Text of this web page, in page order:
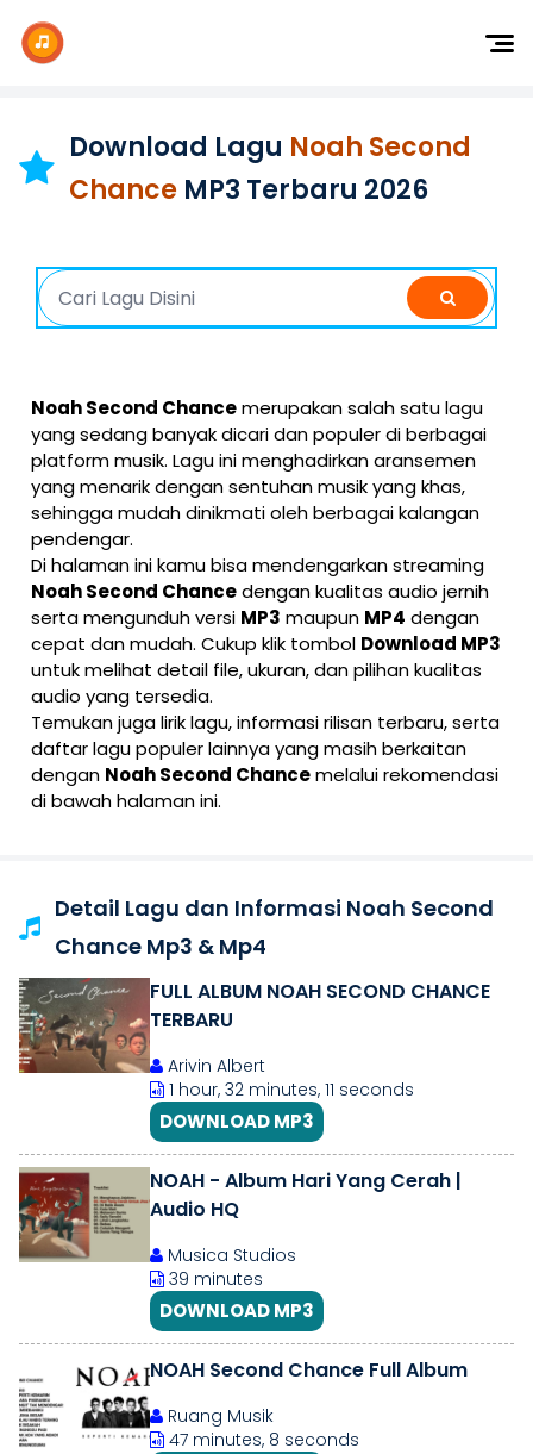
Dangdut
Barat
Download Lagu Noah Second
Chance MP3 Terbaru 2026
Noah Second Chancemerupakan salah satu lagu
yang sedang banyak dicari dan populer di berbagai
platform musik. Lagu ini menghadirkan aransemen
yang menarik dengan sentuhan musik yang khas,
sehingga mudah dinikmati oleh berbagai kalangan
pendengar.
Di halaman ini kamu bisa mendengarkan streaming
Noah Second Chancedengan kualitas audio jernih
serta mengunduh versi MP3 maupun MP4 dengan
cepat dan mudah. Cukup klik tombol Download MP3
untuk melihat detail file, ukuran, dan pilihan kualitas
audio yang tersedia.
Temukan juga lirik lagu, informasi rilisan terbaru, serta
daftar lagu populer lainnya yang masih berkaitan
dengan Noah Second Chancemelalui rekomendasi
di bawah halaman ini.
Detail Lagu dan Informasi Noah Second
Chance Mp3 & Mp4
FULL ALBUM NOAH SECOND CHANCE
TERBARU
Arivin Albert
1 hour, 32 minutes, 11 seconds
DOWNLOAD MP3
NOAH - Album Hari Yang Cerah |
Audio HQ
Musica Studios
39 minutes
DOWNLOAD MP3
NOAH Second Chance Full Album
Ruang Musik
47 minutes, 8 seconds